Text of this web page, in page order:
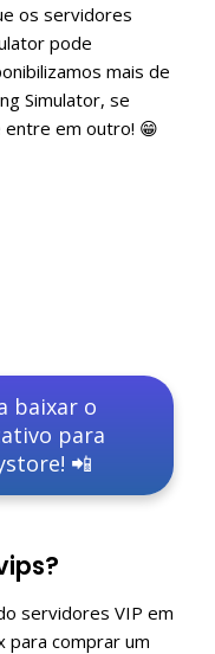
os servidores
pode
mais de
Simulator, se
entre em outro! 😁
baixar o
para
📲
servidores VIP em
para comprar um